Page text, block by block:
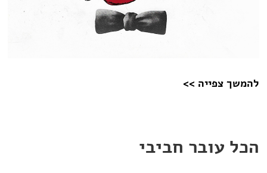
להמשך צפייה >>
הכל עובר חביבי